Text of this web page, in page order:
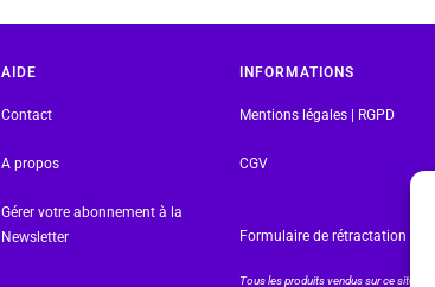
AIDE
Contact
A propos
Gérer votre abonnement à la
Newsletter
INFORMATIONS
Mentions légales | RGPD
CGV
Formulaire de rétractation
Tous les produits vendus sur ce site sont